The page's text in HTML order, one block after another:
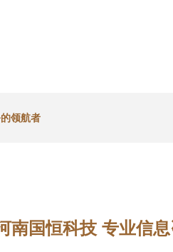
领航者
南国恒科技 专业信